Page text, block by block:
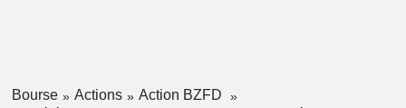
Bourse Actions
Action BZFD